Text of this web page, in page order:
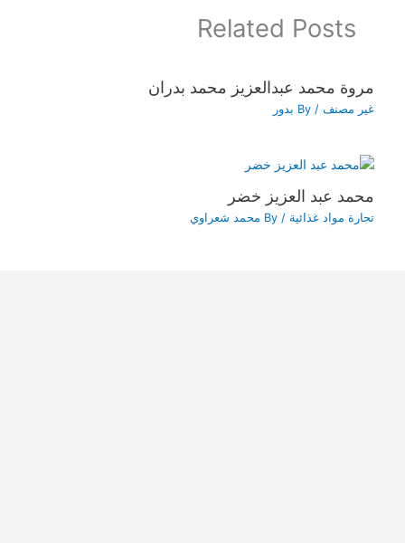
Related Posts
مروة محمد عبدالعزيز محمد بدران
غير مصنف / By بدور
محمد عبد العزيز خضر
تجارة مواد غذائية / By محمد شعراوي